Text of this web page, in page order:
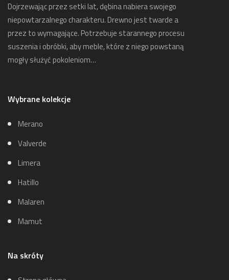
Dojrzewając przez setki lat, dębina nabiera swojego
niepowtarzalnego charakteru. Drewno jest twarde a
przez to wymagające. Potrzebuje starannego procesu
suszenia i obróbki, aby meble, które z niego powstaną
mogły służyć pokoleniom…
Wybrane kolekcje
Merano
Valverde
Limera
Hatillo
Malaren
Mamut
Na skróty